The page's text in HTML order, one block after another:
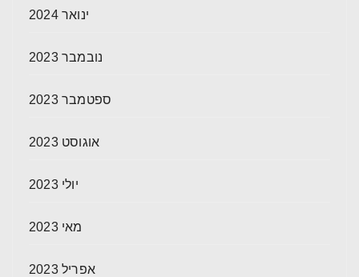
ינואר 2024
נובמבר 2023
ספטמבר 2023
אוגוסט 2023
יולי 2023
מאי 2023
אפריל 2023